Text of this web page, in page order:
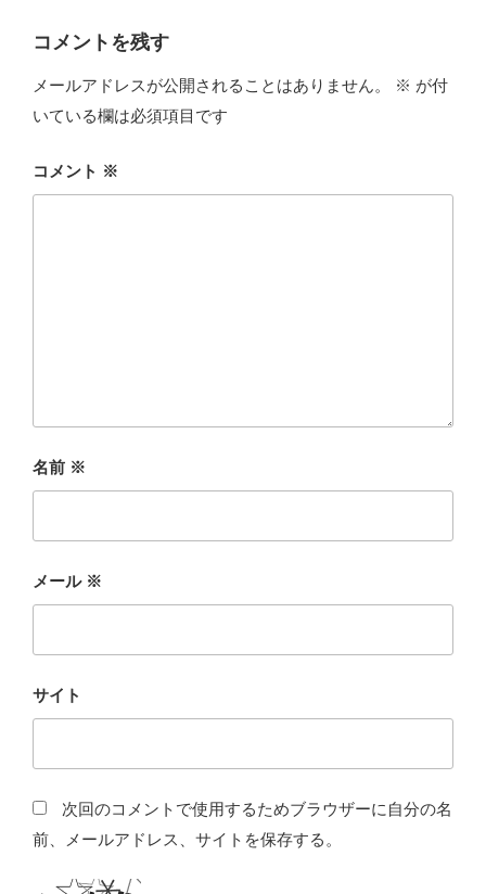
コメントを残す
メールアドレスが公開されることはありません。 ※ が付
いている欄は必須項目です
コメント ※
名前 ※
メール ※
サイト
次回のコメントで使用するためブラウザーに自分の名
前、メールアドレス、サイトを保存する。